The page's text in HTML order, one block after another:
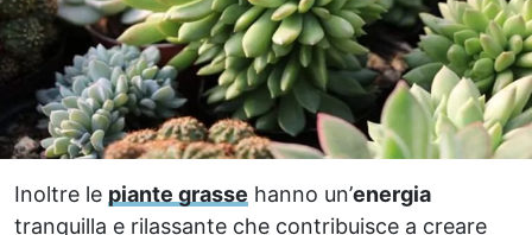
Inoltre le piante grasse hanno un’energia
tranquilla e rilassante che contribuisce a creare